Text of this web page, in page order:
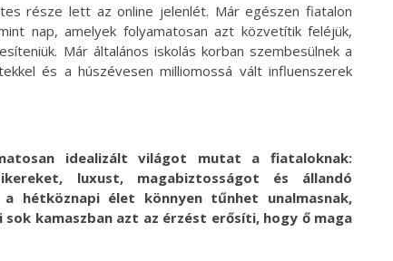
része lett az online jelenlét. Már egészen fiatalon
nap, amelyek folyamatosan azt közvetítik feléjük,
Már általános iskolás korban szembesülnek a
és a húszévesen milliomossá vált influenszerek
idealizált világot mutat a fiataloknak:
luxust, magabiztosságot és állandó
hétköznapi élet könnyen tűnhet unalmasnak,
kamaszban azt az érzést erősíti, hogy ő maga